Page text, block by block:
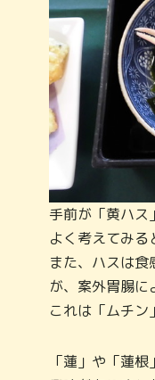
手前が「黄ハス
よく考えてみる
また、ハスは食
が、案外胃腸に
これは「ムチン
「蓮」や「蓮